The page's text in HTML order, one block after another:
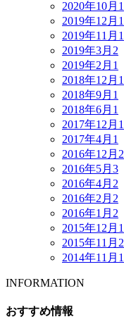
2020年10月 1
2019年12月 1
2019年11月 1
2019年3月 2
2019年2月 1
2018年12月 1
2018年9月 1
2018年6月 1
2017年12月 1
2017年4月 1
2016年12月 2
2016年5月 3
2016年4月 2
2016年2月 2
2016年1月 2
2015年12月 1
2015年11月 2
2014年11月 1
INFORMATION
おすすめ情報